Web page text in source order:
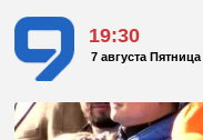
19:30
7 августа Пятница